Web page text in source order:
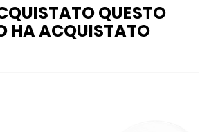
QUESTO
HA ACQUISTATO